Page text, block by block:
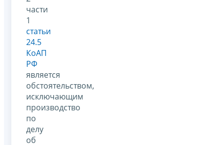
части
1
статьи
24.5
КоАП
РФ
является
обстоятельством,
исключающим
производство
по
делу
об